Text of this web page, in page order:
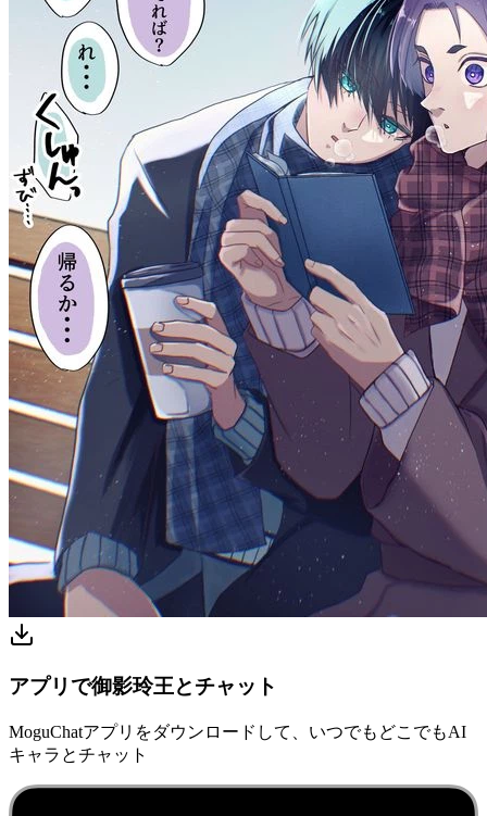
アプリで御影玲王とチャット
MoguChatアプリをダウンロードして、いつでもどこでもAI
キャラとチャット